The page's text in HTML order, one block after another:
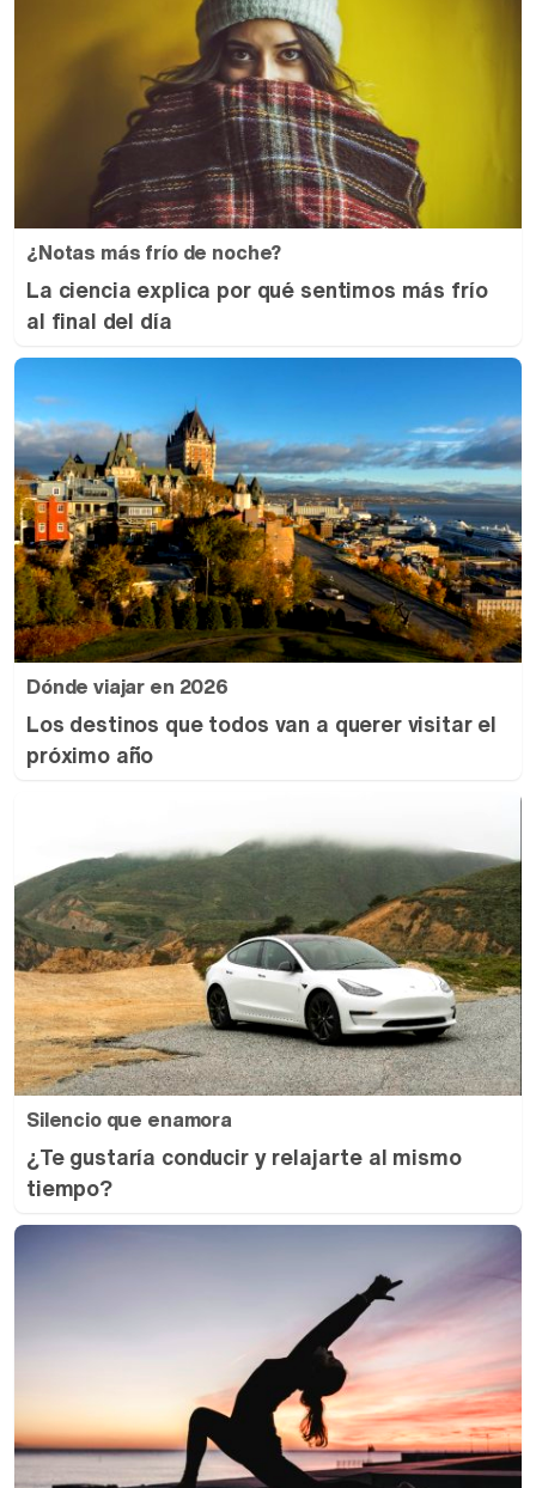
¿Notas más frío de noche?
La ciencia explica por qué sentimos más frío
al final del día
Dónde viajar en 2026
Los destinos que todos van a querer visitar el
próximo año
Silencio que enamora
¿Te gustaría conducir y relajarte al mismo
tiempo?